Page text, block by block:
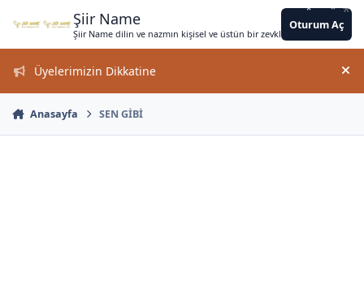
Şiir Name
Şiir Name dilin ve nazmın kişisel ve üstün bir zevkle bir arada
Oturum Aç
Üyelerimizin Dikkatine
Anasayfa SEN GİBİ
* *
*
* * *